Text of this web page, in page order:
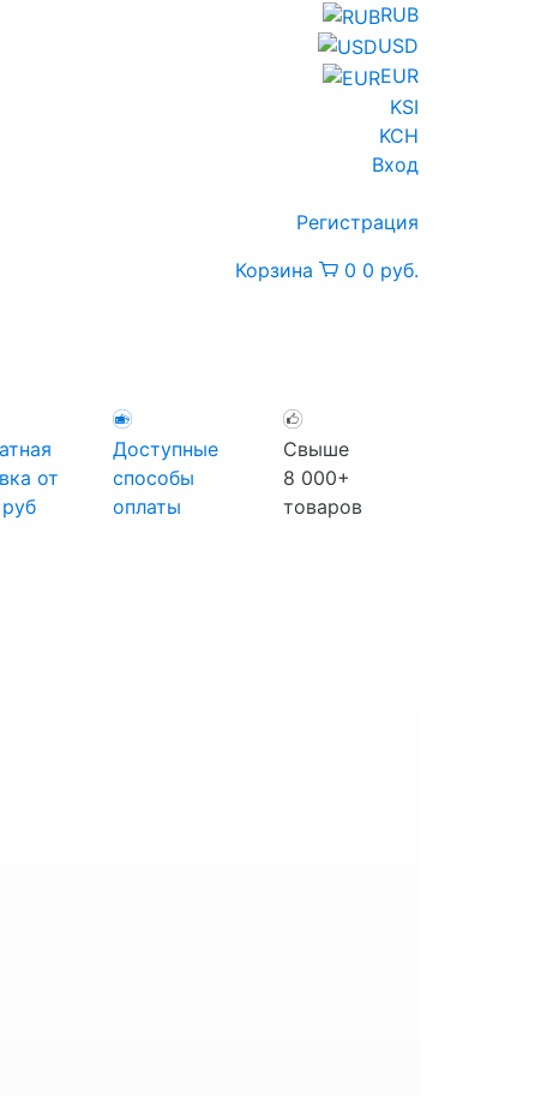
RUB
USD
EUR
KSI
KCH
Вход
Регистрация
Корзина 0 0 руб.
от
Доступные
способы
оплаты
Свыше
8 000+
товаров